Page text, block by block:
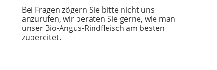
Bei Fragen zögern Sie bitte nicht uns
anzurufen, wir beraten Sie gerne, wie man
unser Bio-Angus-Rindfleisch am besten
zubereitet.